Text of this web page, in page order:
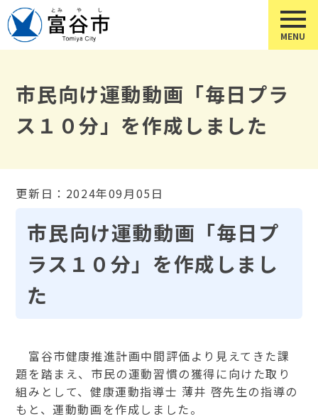
市民向け運動動画「毎日プラ
ス１０分」を作成しました
更新日：2024年09月05日
市民向け運動動画「毎日プ
ラス１０分」を作成しまし
た
富谷市健康推進計画中間評価より見えてきた課
題を踏まえ、市民の運動習慣の獲得に向けた取り
組みとして、健康運動指導士 薄井 啓先生の指導の
もと、運動動画を作成しました。